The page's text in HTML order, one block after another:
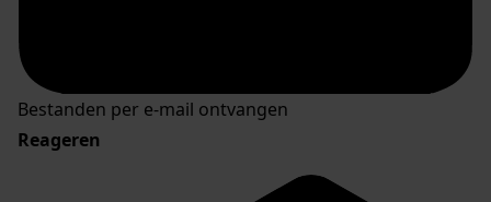
Bestanden per e-mail ontvangen
Reageren